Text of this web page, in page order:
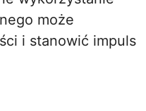
może
i stanowić impuls